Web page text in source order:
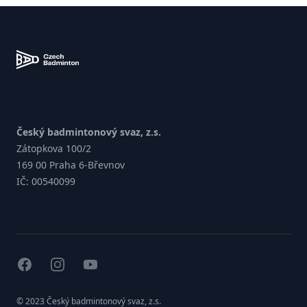
Český badmintonový svaz, z.s.
Zátopkova 100/2
169 00 Praha 6-Břevnov
IČ: 00540099
facebookinstagramyoutube
© 2023 Český badmintonový svaz, z.s.